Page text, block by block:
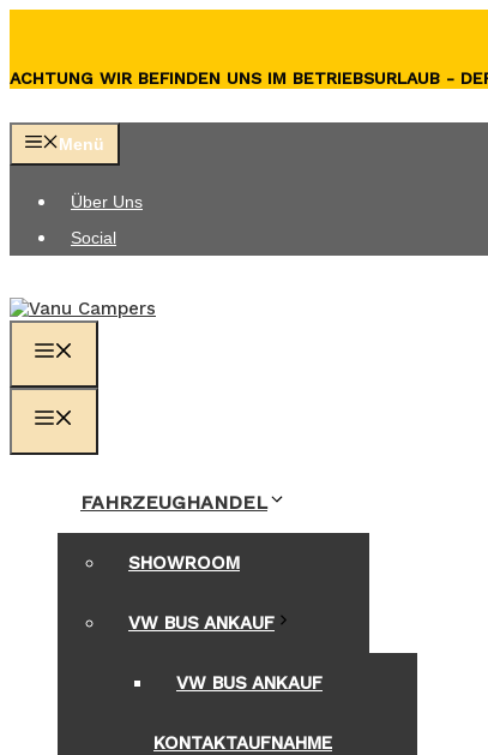
ACHTUNG WIR BEFINDEN UNS IM BETRIEBSURLAUB -
Menü
Über Uns
Social
FAHRZEUGHANDEL
SHOWROOM
VW BUS ANKAUF
VW BUS ANKAUF
KONTAKTAUFNAHME